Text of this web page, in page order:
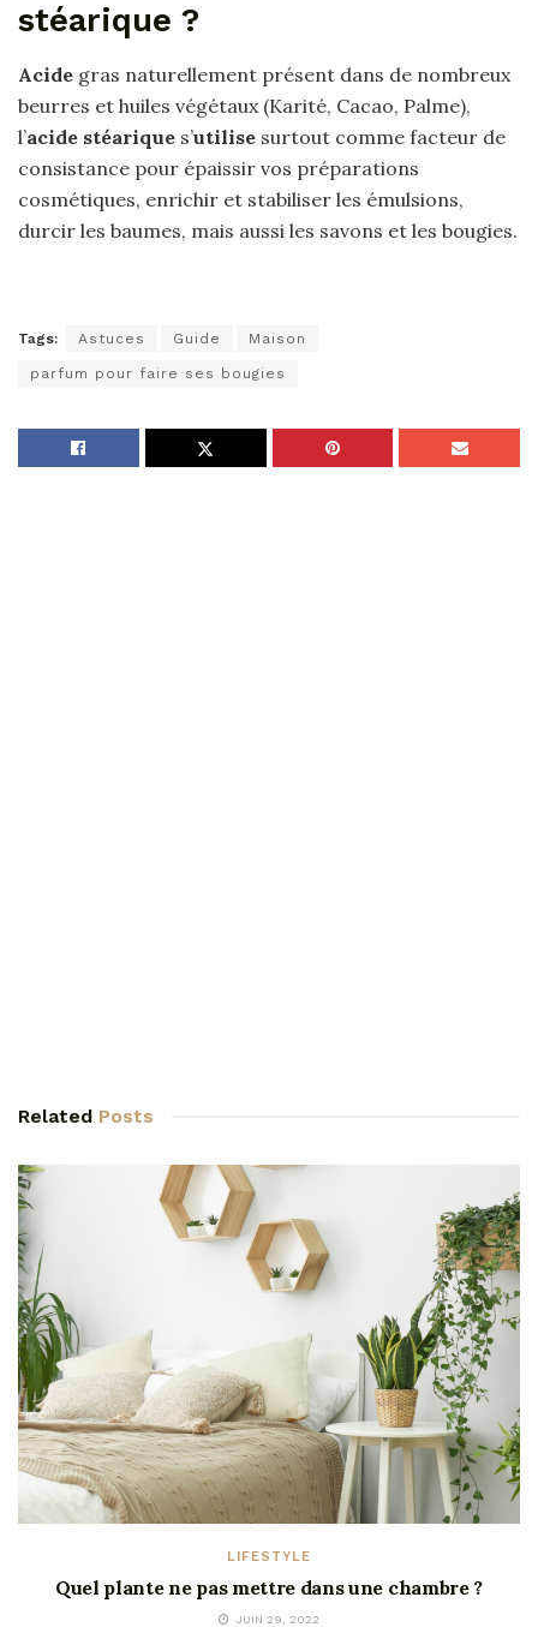
stéarique ?
Acide gras naturellement présent dans de nombreux
beurres et huiles végétaux (Karité, Cacao, Palme),
l’acide stéarique s’utilise surtout comme facteur de
consistance pour épaissir vos préparations
cosmétiques, enrichir et stabiliser les émulsions,
durcir les baumes, mais aussi les savons et les bougies.
Tags: Astuces Guide Maison
parfum pour faire ses bougies
Related Posts
LIFESTYLE
Quel plante ne pas mettre dans une chambre ?
JUIN 29, 2022